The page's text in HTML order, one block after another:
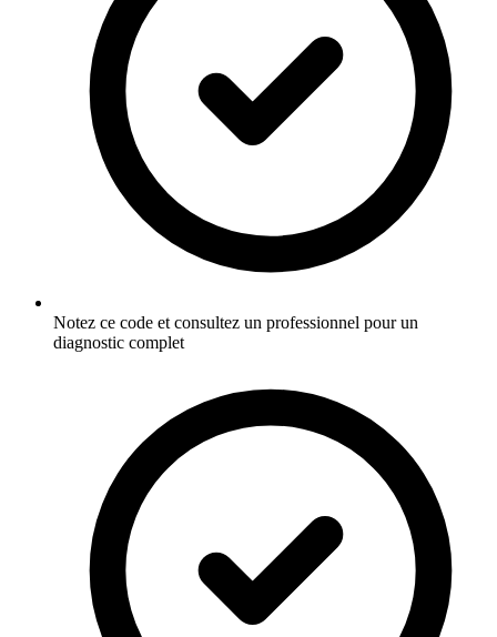
Notez ce code et consultez un professionnel pour un
diagnostic complet